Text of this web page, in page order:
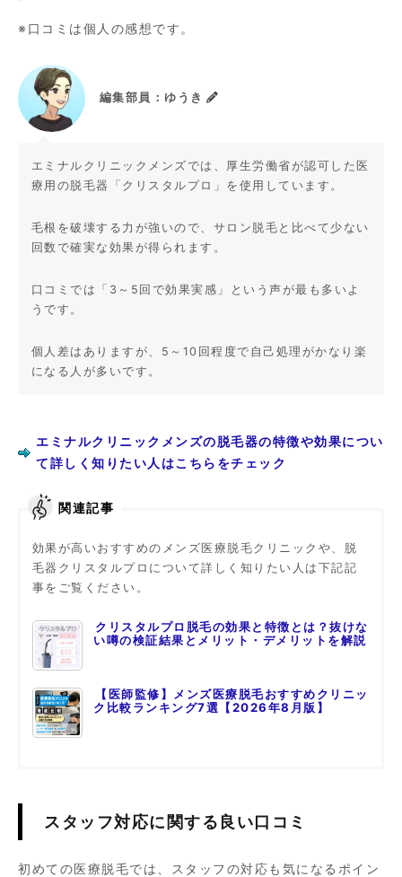
※口コミは個人の感想です。
編集部員：ゆうき
エミナルクリニックメンズでは、厚生労働省が認可した医
療用の脱毛器「クリスタルプロ」を使用しています。
毛根を破壊する力が強いので、サロン脱毛と比べて少ない
回数で確実な効果が得られます。
口コミでは「3～5回で効果実感」という声が最も多いよ
うです。
個人差はありますが、5～10回程度で自己処理がかなり楽
になる人が多いです。
エミナルクリニックメンズの脱毛器の特徴や効果につい
て詳しく知りたい人はこちらをチェック
関連記事
効果が高いおすすめのメンズ医療脱毛クリニックや、脱
毛器クリスタルプロについて詳しく知りたい人は下記記
事をご覧ください。
クリスタルプロ脱毛の効果と特徴とは？抜けな
い噂の検証結果とメリット・デメリットを解説
【医師監修】メンズ医療脱毛おすすめクリニッ
ク比較ランキング7選【2026年8月版】
スタッフ対応に関する良い口コミ
初めての医療脱毛では、スタッフの対応も気になるポイン